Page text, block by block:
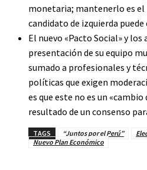
monetaria; mantenerlo es el
candidato de izquierda
El nuevo «Pacto Social» y
presentación de su equipo
sumado a profesionales y
políticas que exigen
es que este no es un
resultado de un consenso
TAGS “Juntos por el Perú”
Nuevo Plan Económico